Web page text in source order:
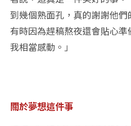
到幾個熟面孔，真的謝謝他
有時因為趕稿熬夜還會貼心
我相當感動。」
關於夢想這件事